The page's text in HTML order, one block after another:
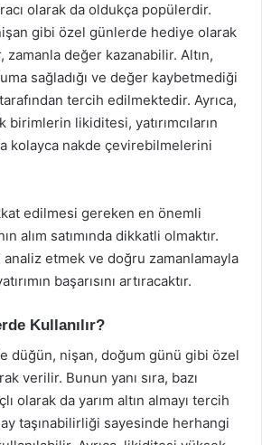
olarak da oldukça popülerdir.
gibi özel günlerde hediye olarak
zamanla değer kazanabilir. Altın,
sağladığı ve değer kaybetmediği
tercih edilmektedir. Ayrıca,
birimlerin likiditesi, yatırımcıların
kolayca nakde çevirebilmelerini
edilmesi gereken en önemli
alım satımında dikkatli olmaktır.
analiz etmek ve doğru zamanlamayla
başarısını artıracaktır.
Kullanılır?
düğün, nişan, doğum günü gibi özel
verilir. Bunun yanı sıra, bazı
olarak da yarım altın almayı tercih
taşınabilirliği sayesinde herhangi